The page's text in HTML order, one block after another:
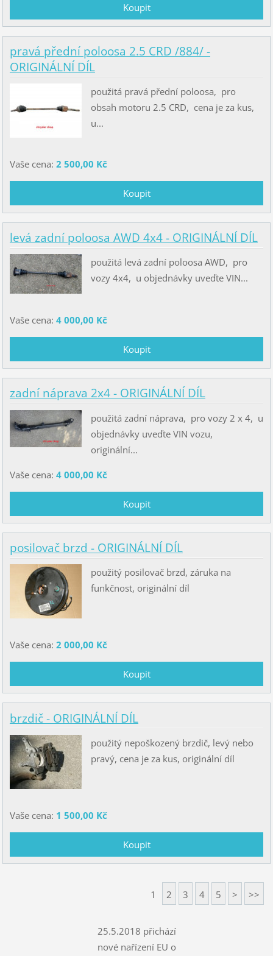
pravá přední poloosa 2.5 CRD /884/ -
ORIGINÁLNÍ DÍL
použitá pravá přední poloosa, pro
obsah motoru 2.5 CRD, cena je za kus,
u...
Vaše cena: 2 500,00 Kč
levá zadní poloosa AWD 4x4 - ORIGINÁLNÍ DÍL
použitá levá zadní poloosa AWD, pro
vozy 4x4, u objednávky uveďte VIN...
Vaše cena: 4 000,00 Kč
zadní náprava 2x4 - ORIGINÁLNÍ DÍL
použitá zadní náprava, pro vozy 2 x 4, u
objednávky uveďte VIN vozu,
originální...
Vaše cena: 4 000,00 Kč
posilovač brzd - ORIGINÁLNÍ DÍL
použitý posilovač brzd, záruka na
funkčnost, originální díl
Vaše cena: 2 000,00 Kč
brzdič - ORIGINÁLNÍ DÍL
použitý nepoškozený brzdič, levý nebo
pravý, cena je za kus, originální díl
Vaše cena: 1 500,00 Kč
1 2 3 4 5 > >>
25.5.2018 přichází
nové nařízení EU o